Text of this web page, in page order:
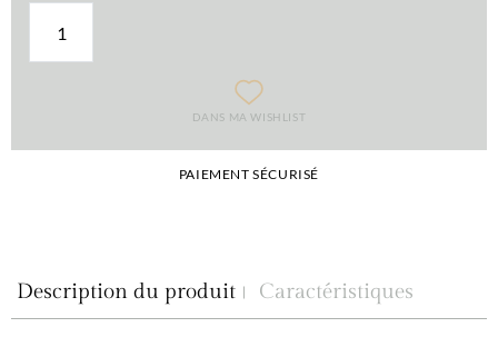
DANS MA WISHLIST
PAIEMENT SÉCURISÉ
Description du produit Caractéristiques